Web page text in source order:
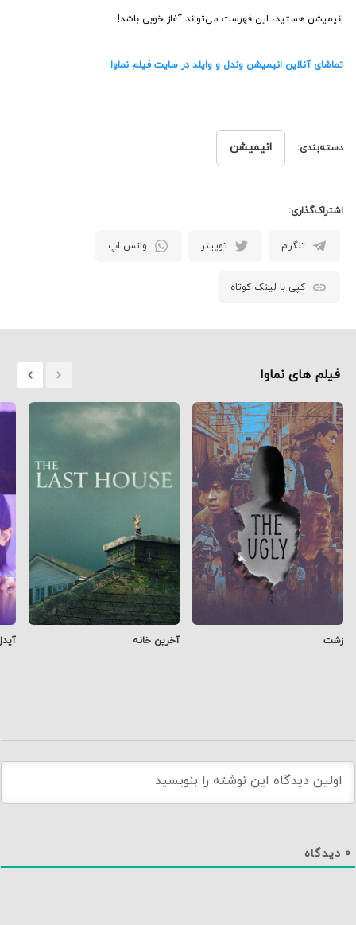
انیمیشن هستید، این فهرست می‌تواند آغاز خوبی باشد!
تماشای آنلاین انیمیشن وندل و وایلد در سایت فیلم نماوا
دسته‌بندی: انیمیشن
اشتراک‌گذاری:
تلگرام توییتر واتس اپ
کپی با لینک کوتاه
فیلم های نماوا
زشت آخرین خانه
0 دیدگاه